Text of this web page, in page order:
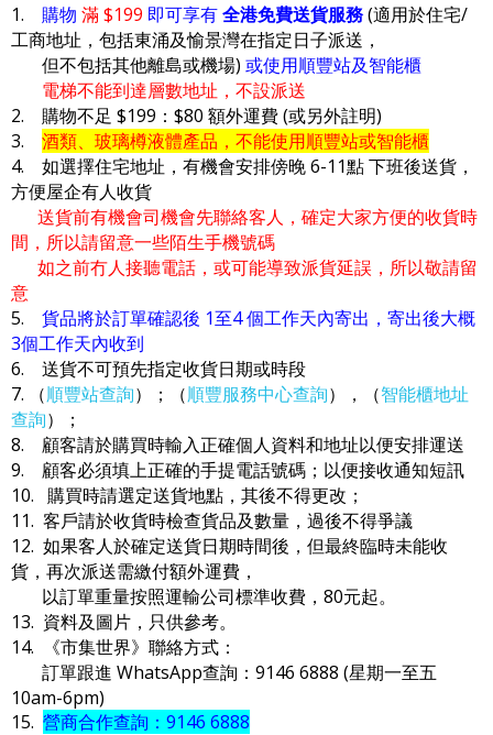
1. 購物 滿 $199 即可享有全港免費送貨服務(適用於住宅/
工商地址，包括東涌及愉景灣在指定日子派送，
但不包括其他離島或機場) 或使用順豐站及智能櫃
電梯不能到達層數地址，不設派送
2. 購物不足 $199：$80 額外運費 (或另外註明)
3. 酒類、玻璃樽液體產品，不能使用順豐站或智能櫃
4. 如選擇住宅地址，有機會安排傍晚 6-11點 下班後送貨，
方便屋企有人收貨
送貨前有機會司機會先聯絡客人，確定大家方便的收貨時
間，所以請留意一些陌生手機號碼
如之前冇人接聽電話，或可能導致派貨延誤，所以敬請留
意
5. 貨品將於訂單確認後 1至4 個工作天內寄出，寄出後大概
3個工作天內收到
6. 送貨不可預先指定收貨日期或時段
7. （順豐站查詢）；（順豐服務中心查詢），（智能櫃地址
查詢）；
8. 顧客請於購買時輸入正確個人資料和地址以便安排運送
9. 顧客必須填上正確的手提電話號碼；以便接收通知短訊
10. 購買時請選定送貨地點，其後不得更改；
11. 客戶請於收貨時檢查貨品及數量，過後不得爭議
12. 如果客人於確定送貨日期時間後，但最終臨時未能收
貨，再次派送需繳付額外運費，
以訂單重量按照運輸公司標準收費，80元起。
13. 資料及圖片，只供參考。
14. 《市集世界》聯絡方式：
訂單跟進 WhatsApp查詢：9146 6888 (星期一至五
10am-6pm)
15. 營商合作查詢：9146 6888